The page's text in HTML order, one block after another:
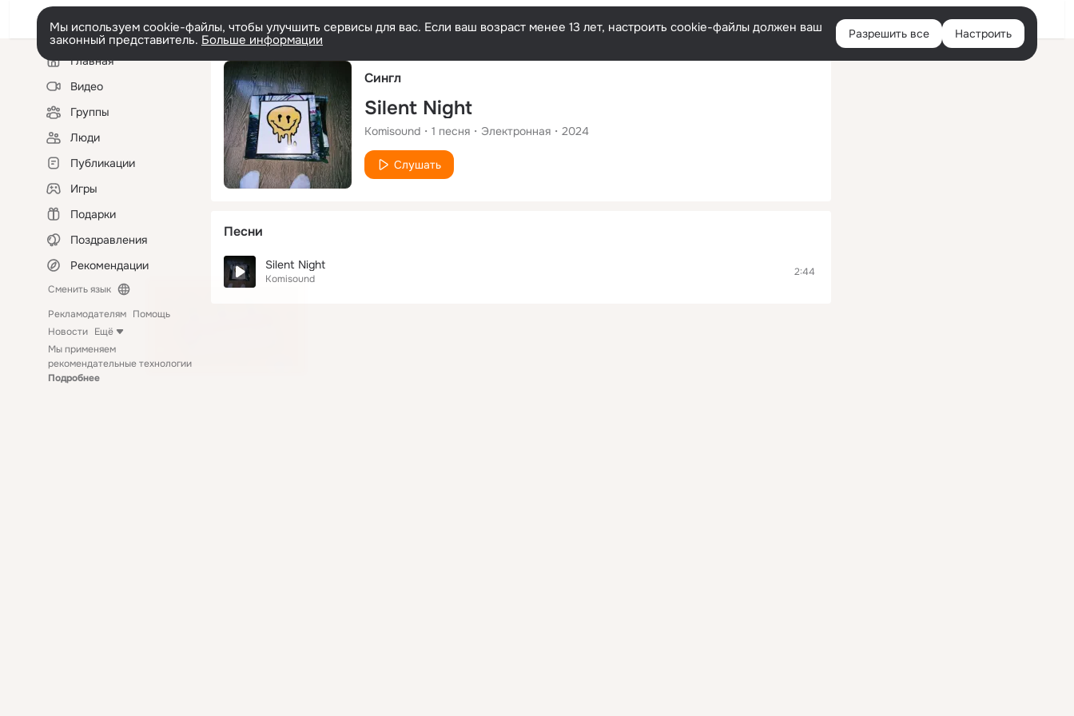
Русский Войти
Мы используем cookie-файлы, чтобы улучшить сервисы для вас. Если ваш возраст менее 13 лет, настроить cookie-файлы должен ваш
законный представитель. Больше информации Разрешить все Настроить
Левая
колонкаГлавная
Видео
Группы
Люди
Публикации
Игры
Подарки
Поздравления
Рекомендации
Сменить язык
Рекламодателям Помощь
Новости Ещё
Мы применяем
рекомендательные технологии
Подробнее
Сингл
Silent Night
Komisound 1 песня Электронная 2024
Слушать
Песни
Silent Night
Komisound
2:44